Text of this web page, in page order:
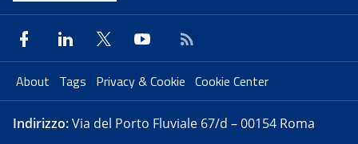
About Tags Privacy & Cookie Cookie Center
Indirizzo:Via del Porto Fluviale 67/d – 00154 Roma